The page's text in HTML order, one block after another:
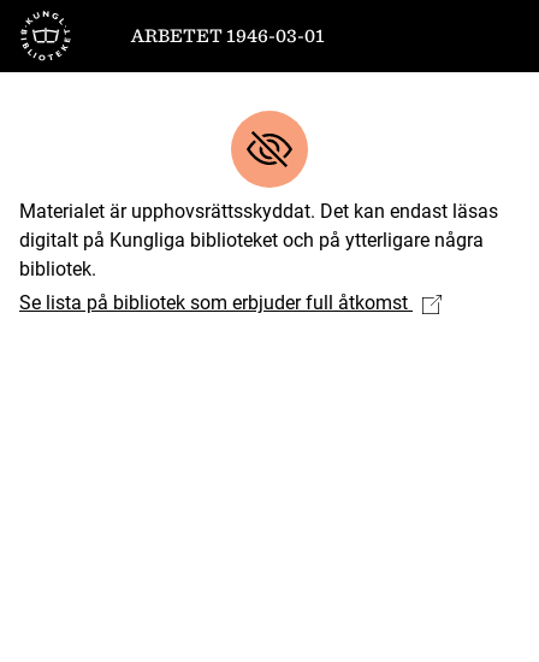
Till startsidan
ARBETET 1946-03-01
Materialet är upphovsrättsskyddat. Det kan endast läsas
digitalt på Kungliga biblioteket och på ytterligare några
bibliotek.
Se lista på bibliotek som erbjuder full åtkomst